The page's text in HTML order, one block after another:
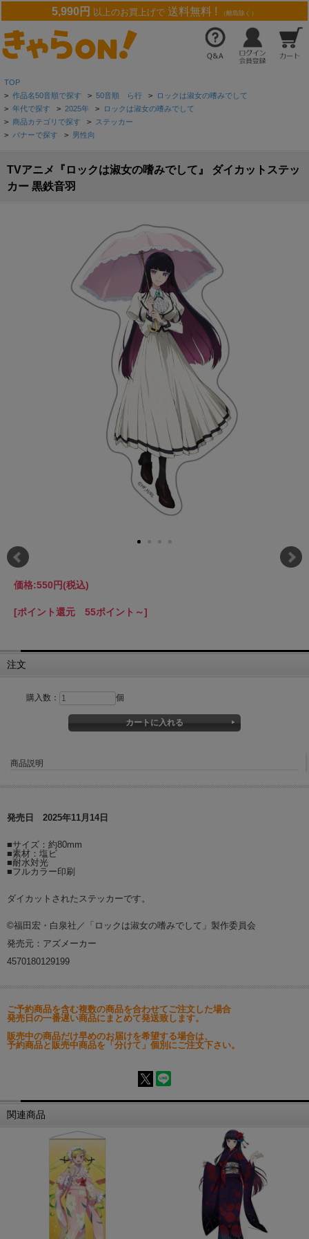
5,990円 以上のお買上げで 送料無料 ! （離島除く）
TOP
> 作品名50音順で探す > 50音順 ら行 > ロックは淑女の嗜みでして
> 年代で探す > 2025年 > ロックは淑女の嗜みでして
> 商品カテゴリで探す > ステッカー
> バナーで探す > 男性向
TVアニメ『ロックは淑女の嗜みでして』 ダイカットステッ
カー 黒鉄音羽
価格:550円(税込)
[ポイント還元 55ポイント～]
注文
購入数： 個
商品説明
発売日 2025年11月14日
■サイズ：約80mm
■素材：塩ビ
■耐水対光
■フルカラー印刷
ダイカットされたステッカーです。
©福田宏・白泉社／「ロックは淑女の嗜みでして」製作委員会
発売元：アズメーカー
4570180129199
ご予約商品を含む複数の商品を合わせてご注文した場合
発売日の一番遅い商品にまとめて発送致します。
販売中の商品だけ早めのお届けを希望する場合は、
予約商品と販売中商品を「分けて」個別にご注文下さい。
関連商品